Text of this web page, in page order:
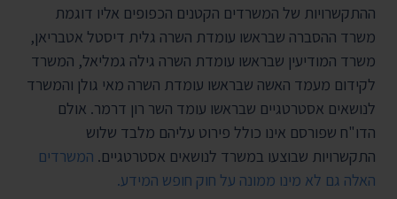
ההתקשרויות של המשרדים הקטנים הכפופים אליו דוגמת
משרד ההסברה שבראשו עומדת השרה גלית דיסטל אטבריאן,
משרד המודיעין שבראשו עומדת השרה גילה גמליאל, המשרד
לקידום מעמד האשה שבראשו עומדת השרה מאי גולן והמשרד
לנושאים אסטרטגיים שבראשו עומד השר רון דרמר. אולם
הדו"ח שפורסם אינו כולל פירוט עליהם מלבד שלוש
התקשרויות שבוצעו במשרד לנושאים אסטרטגיים. המשרדים
האלה גם לא מינו ממונה על חוק חופש המידע.